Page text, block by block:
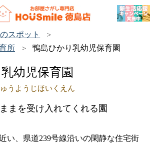
スポット
所
鴨島ひかり乳幼児保育園
幼児保育園
うようじほいくえん
まを受け入れてくれる園
い、県道239号線沿いの閑静な住宅街